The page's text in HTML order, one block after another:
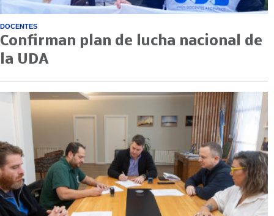
DOCENTES
Confirman plan de lucha nacional de
la UDA